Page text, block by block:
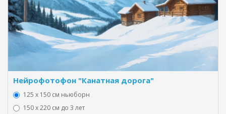
Нейрофотофон "Канатная дорога"
125 x 150 см ньюборн
150 х 220 см до 3 лет